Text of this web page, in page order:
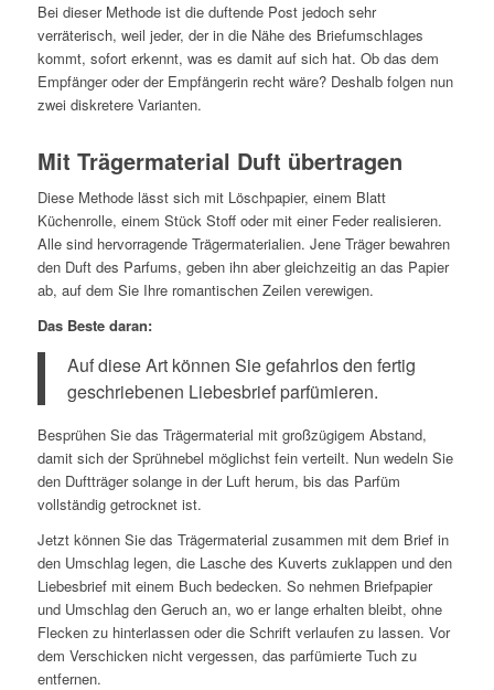
Bei dieser Methode ist die duftende Post jedoch sehr
verräterisch, weil jeder, der in die Nähe des Briefumschlages
kommt, sofort erkennt, was es damit auf sich hat. Ob das dem
Empfänger oder der Empfängerin recht wäre? Deshalb folgen nun
zwei diskretere Varianten.
Mit Trägermaterial Duft übertragen
Diese Methode lässt sich mit Löschpapier, einem Blatt
Küchenrolle, einem Stück Stoff oder mit einer Feder realisieren.
Alle sind hervorragende Trägermaterialien. Jene Träger bewahren
den Duft des Parfums, geben ihn aber gleichzeitig an das Papier
ab, auf dem Sie Ihre romantischen Zeilen verewigen.
Das Beste daran:
Auf diese Art können Sie gefahrlos den fertig
geschriebenen Liebesbrief parfümieren.
Besprühen Sie das Trägermaterial mit großzügigem Abstand,
damit sich der Sprühnebel möglichst fein verteilt. Nun wedeln Sie
den Duftträger solange in der Luft herum, bis das Parfüm
vollständig getrocknet ist.
Jetzt können Sie das Trägermaterial zusammen mit dem Brief in
den Umschlag legen, die Lasche des Kuverts zuklappen und den
Liebesbrief mit einem Buch bedecken. So nehmen Briefpapier
und Umschlag den Geruch an, wo er lange erhalten bleibt, ohne
Flecken zu hinterlassen oder die Schrift verlaufen zu lassen. Vor
dem Verschicken nicht vergessen, das parfümierte Tuch zu
entfernen.